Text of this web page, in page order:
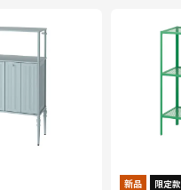
240 厘米
新品 限定款